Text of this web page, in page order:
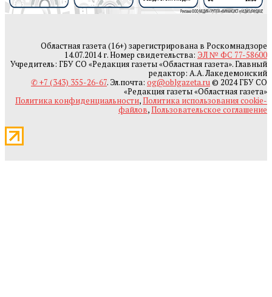
Областная газета (16+) зарегистрирована в Роскомнадзоре
14.07.2014 г. Номер свидетельства: ЭЛ № ФС 77-58600
Учредитель: ГБУ СО «Редакция газеты «Областная газета». Главный
редактор: А.А. Лакедемонский
✆ +7 (343) 355-26-67. Эл.почта: og@oblgazeta.ru© 2024 ГБУ СО
«Редакция газеты «Областная газета»
Политика конфиденциальности,Политика использования cookie-
файлов,Пользовательское соглашение